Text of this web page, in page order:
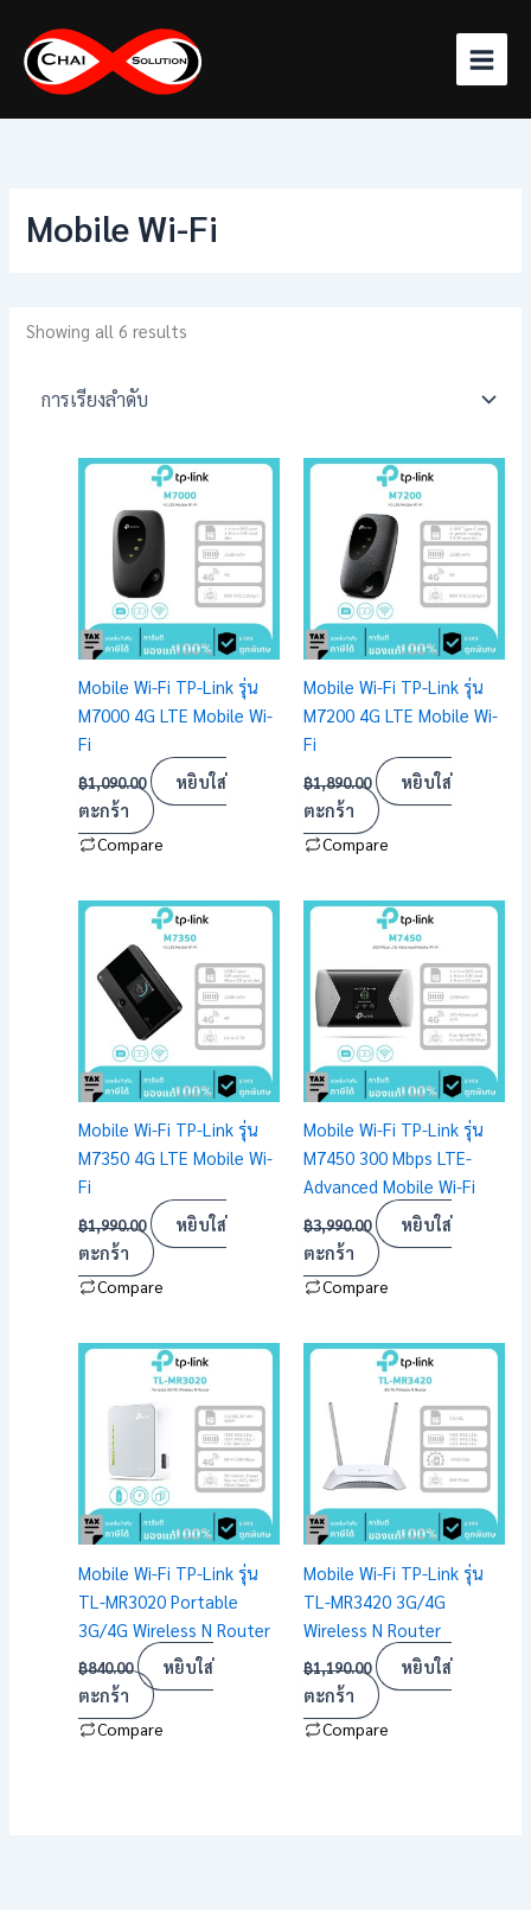
content
Mobile Wi-Fi
Showing all 6 results
Mobile Wi-Fi TP-Link รุ่น
M7000 4G LTE Mobile Wi-
Fi
฿1,090.00
หยิบใส่
ตะกร้า
Compare
Mobile Wi-Fi TP-Link รุ่น
M7200 4G LTE Mobile Wi-
Fi
฿1,890.00
หยิบใส่
ตะกร้า
Compare
Mobile Wi-Fi TP-Link รุ่น
M7350 4G LTE Mobile Wi-
Fi
฿1,990.00
หยิบใส่
ตะกร้า
Compare
Mobile Wi-Fi TP-Link รุ่น
M7450 300 Mbps LTE-
Advanced Mobile Wi-Fi
฿3,990.00
หยิบใส่
ตะกร้า
Compare
Mobile Wi-Fi TP-Link รุ่น
TL-MR3020 Portable
3G/4G Wireless N Router
฿840.00
หยิบใส่
ตะกร้า
Compare
Mobile Wi-Fi TP-Link รุ่น
TL-MR3420 3G/4G
Wireless N Router
฿1,190.00
หยิบใส่
ตะกร้า
Compare